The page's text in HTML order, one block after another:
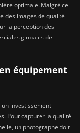
optimale. Malgré ce
des images de qualité
la perception des
globales de
équipement
investissement
Pour capturer la qualité
un photographe doit